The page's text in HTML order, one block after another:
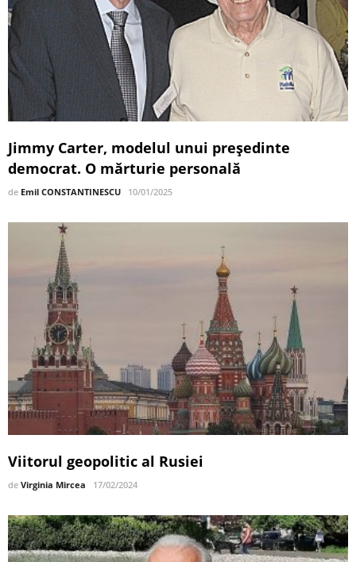
Jimmy Carter, modelul unui președinte
democrat. O mărturie personală
de Emil CONSTANTINESCU 10/01/2025
Viitorul geopolitic al Rusiei
de Virginia Mircea 17/02/2024